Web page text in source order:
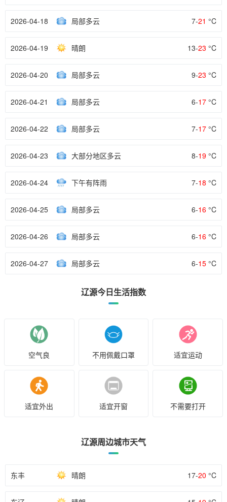
2026-04-18 局部多云 7-21 °C
2026-04-19 晴朗 13-23 °C
2026-04-20 局部多云 9-23 °C
2026-04-21 局部多云 6-17 °C
2026-04-22 局部多云 7-17 °C
2026-04-23 大部分地区多云 8-19 °C
2026-04-24 下午有阵雨 7-18 °C
2026-04-25 局部多云 6-16 °C
2026-04-26 局部多云 6-16 °C
2026-04-27 局部多云 6-15 °C
辽源今日生活指数
空气良 不用佩戴口罩 适宜运动
适宜外出 适宜开窗 不需要打开
辽源周边城市天气
东丰 晴朗 17-20 °C